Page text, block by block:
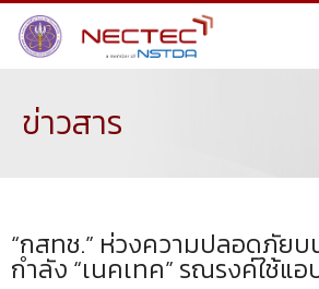
ข่าวสาร
“กสทช.” ห่วงความปลอดภัย
กำลัง “เนคเทค” รณรงค์ใช้แอ